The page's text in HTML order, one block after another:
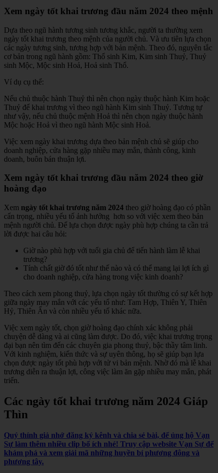
Xem ngày tốt khai trương đầu năm 2024 theo mệnh
Dựa theo ngũ hành tương sinh tương khắc, người ta thường xem
ngày tốt khai trương theo mệnh của người chủ. Và ưu tiên lựa chọn
các ngày tương sinh, tương hợp với bản mệnh. Theo đó, nguyên tắc
cơ bản trong ngũ hành gồm: Thổ sinh Kim, Kim sinh Thuỷ, Thuỷ
sinh Mộc, Mộc sinh Hoả, Hoả sinh Thổ.
Ví dụ cụ thể:
Nếu chủ thuộc hành Thuỷ thì nên chọn ngày thuộc hành Kim hoặc
Thuỷ để khai trương vì theo ngũ hành Kim sinh Thuỷ. Tương tự
như vậy, nếu chủ thuộc mệnh Hoả thì nên chọn ngày thuộc hành
Mộc hoặc Hoả vì theo ngũ hành Mộc sinh Hoả.
Việc xem ngày khai trương dựa theo bản mệnh chủ sẽ giúp cho
doanh nghiệp, cửa hàng gặp nhiều may mắn, thành công, kinh
doanh, buôn bán thuận lợi.
Xem ngày tốt khai trương đầu năm 2024 theo giờ
hoàng đạo
Xem ngày tốt khai trương năm 2024 theo giờ hoàng đạo có phần
cẩn trọng, nhiều yếu tố ảnh hưởng hơn so với việc xem theo bản
mệnh người chủ. Để lựa chọn được ngày phù hợp chúng ta cần trả
lời được hai câu hỏi:
Giờ nào phù hợp với tuổi gia chủ để tiến hành làm lễ khai
trương?
Tính chất giờ đó tốt như thế nào và có thể mang lại lợi ích gì
cho doanh nghiệp, cửa hàng trong việc kinh doanh?
Theo cách xem phong thuỷ, lựa chọn ngày tốt thường có sự kết hợp
giữa ngày may mắn với các yếu tố như: Tam Hợp, Thiên Y, Thiên
Hỷ, Thiên Ấn và còn nhiều yếu tố khác nữa.
Việc xem ngày tốt, chọn giờ hoàng đạo chính xác không phải
chuyện dễ dàng và ai cũng làm được. Do đó, việc khai trương trọng
đại bạn nên tìm đến các chuyên gia phong thuỷ, bậc thầy tâm linh.
Với kinh nghiệm, kiến thức và sự uyên thông, họ sẽ giúp bạn lựa
chọn được ngày tốt phù hợp với tử vi bản mệnh. Nhờ đó mà lễ khai
trương diễn ra thuận lợi, công việc làm ăn gặp nhiều may mắn, phát
triển.
Các ngày tốt khai trương năm 2024 Giáp
Thìn
Quý thính giả nhớ đăng ký kênh và chia sẻ bài, để ủng hộ Vạn
Sự làm thêm nhiều clip bổ ích nhé! Truy cập website Vạn Sự để
khám phá và xem giải mã những huyền bí phương đông và
phương tây.